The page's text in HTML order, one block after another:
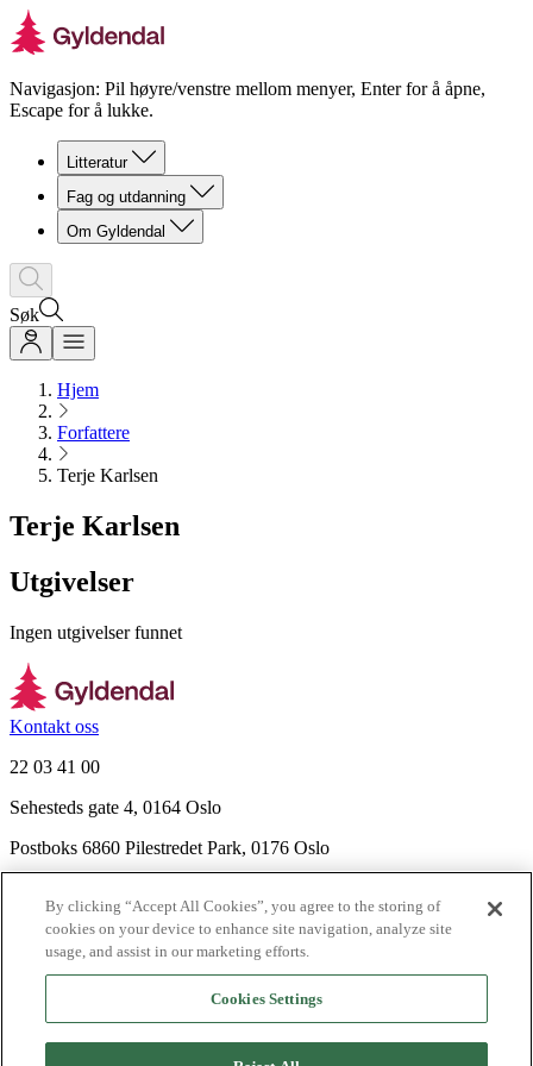
Navigasjon: Pil høyre/venstre mellom menyer, Enter for å åpne,
Escape for å lukke.
Litteratur
Fag og utdanning
Om Gyldendal
Søk
Hjem
Forfattere
Terje Karlsen
Terje Karlsen
Utgivelser
Ingen utgivelser funnet
Kontakt oss
22 03 41 00
Sehesteds gate 4, 0164 Oslo
Postboks 6860 Pilestredet Park, 0176 Oslo
Nyhetsbrev
Ledige stillinger
Send inn manus
By clicking “Accept All Cookies”, you agree to the storing of
cookies on your device to enhance site navigation, analyze site
usage, and assist in our marketing efforts.
Cookies Settings